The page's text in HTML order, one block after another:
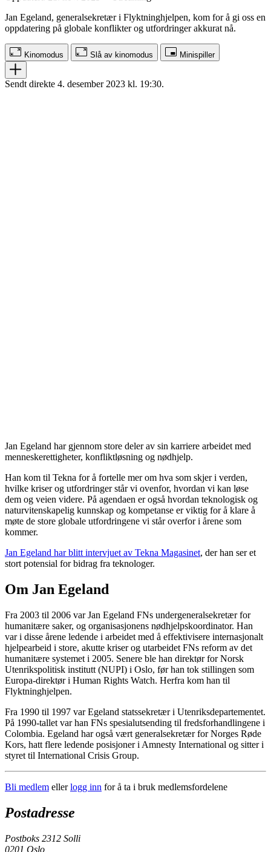
Jan Egeland, generalsekretær i Flyktninghjelpen, kom for å gi oss en
oppdatering på globale konflikter og utfordringer akkurat nå.
Kinomodus Slå av kinomodus Minispiller
Sendt direkte 4. desember 2023 kl. 19:30.
Jan Egeland har gjennom store deler av sin karriere arbeidet med
menneskerettigheter, konfliktløsning og nødhjelp.
Han kom til Tekna for å fortelle mer om hva som skjer i verden,
hvilke kriser og utfordringer står vi ovenfor, hvordan vi kan løse
dem og veien videre. På agendaen er også hvordan teknologisk og
naturvitenskapelig kunnskap og kompetanse er viktig for å klare å
møte de store globale utfordringene vi står overfor i årene som
kommer.
Jan Egeland har blitt intervjuet av Tekna Magasinet, der han ser et
stort potensial for bidrag fra teknologer.
Om Jan Egeland
Fra 2003 til 2006 var Jan Egeland FNs undergeneralsekretær for
humanitære saker, og organisasjonens nødhjelpskoordinator. Han
var i disse årene ledende i arbeidet med å effektivisere internasjonalt
hjelpearbeid i store, akutte kriser og utarbeidet FNs reform av det
humanitære systemet i 2005. Senere ble han direktør for Norsk
Utenrikspolitisk institutt (NUPI) i Oslo, før han tok stillingen som
Europa-direktør i Human Rights Watch. Herfra kom han til
Flyktninghjelpen.
Fra 1990 til 1997 var Egeland statssekretær i Utenriksdepartementet.
På 1990-tallet var han FNs spesialutsending til fredsforhandlingene i
Colombia. Egeland har også vært generalsekretær for Norges Røde
Kors, hatt flere ledende posisjoner i Amnesty International og sitter i
styret til International Crisis Group.
Bli medlem ellerlogg inn for å ta i bruk medlemsfordelene
Postadresse
Postboks 2312 Solli
0201 Oslo